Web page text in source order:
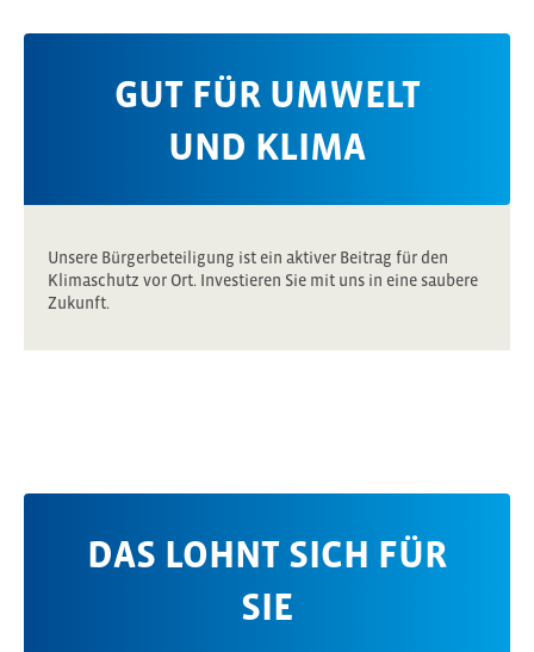
GUT FÜR UMWELT
UND KLIMA
Unsere Bürgerbeteiligung ist ein aktiver Beitrag für den
Klimaschutz vor Ort. Investieren Sie mit uns in eine saubere
Zukunft.
DAS LOHNT SICH FÜR
SIE